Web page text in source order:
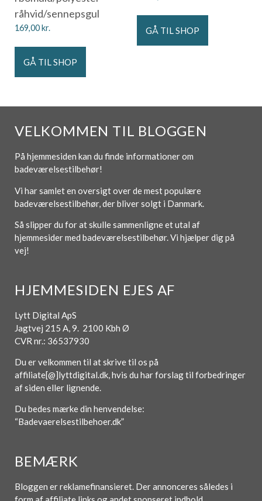
råhvid/sennepsgul
169,00kr.
GÅ TIL SHOP
GÅ TIL SHOP
VELKOMMEN TIL BLOGGEN
På hjemmesiden kan du finde informationer om
badeværelsestilbehør!
Vi har samlet en oversigt over de mest populære
badeværelsestilbehør, der bliver solgt i Danmark.
Så slipper du for at skulle sammenligne et utal af
hjemmesider med badeværelsestilbehør. Vi hjælper dig på
vej!
HJEMMESIDEN EJES AF
Lytt Digital ApS
Jagtvej 215 A, 9. 2100 Kbh Ø
CVR nr.: 36537930
Du er velkommen til at skrive til os på
affiliate[@]lyttdigital.dk, hvis du har forslag til forbedringer
af siden eller lignende.
Du bedes mærke din henvendelse:
“Badevaerelsestilbehoer.dk”
BEMÆRK
Bloggen er reklamefinansieret. Der annonceres således i